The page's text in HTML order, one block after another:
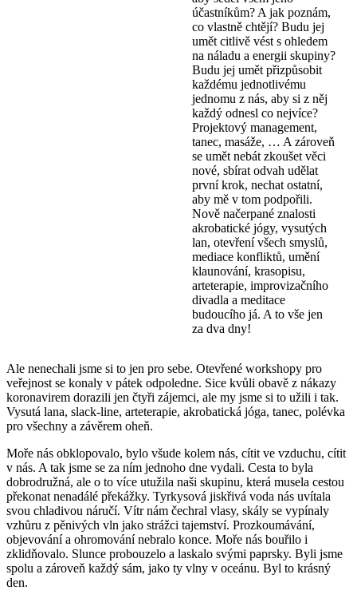
účastníkům? A jak poznám,
co vlastně chtějí? Budu jej
umět citlivě vést s ohledem
na náladu a energii skupiny?
Budu jej umět přizpůsobit
každému jednotlivému
jednomu z nás, aby si z něj
každý odnesl co nejvíce?
Projektový management,
tanec, masáže, … A zároveň
se umět nebát zkoušet věci
nové, sbírat odvah udělat
první krok, nechat ostatní,
aby mě v tom podpořili.
Nově načerpané znalosti
akrobatické jógy, vysutých
lan, otevření všech smyslů,
mediace konfliktů, umění
klaunování, krasopisu,
arteterapie, improvizačního
divadla a meditace
budoucího já. A to vše jen
za dva dny!
Ale nenechali jsme si to jen pro sebe. Otevřené workshopy pro
veřejnost se konaly v pátek odpoledne. Sice kvůli obavě z nákazy
koronavirem dorazili jen čtyři zájemci, ale my jsme si to užili i tak.
Vysutá lana, slack-line, arteterapie, akrobatická jóga, tanec, polévka
pro všechny a závěrem oheň.
Moře nás obklopovalo, bylo všude kolem nás, cítit ve vzduchu, cítit
v nás. A tak jsme se za ním jednoho dne vydali. Cesta to byla
dobrodružná, ale o to více utužila naši skupinu, která musela cestou
překonat nenadálé překážky. Tyrkysová jiskřivá voda nás uvítala
svou chladivou náručí. Vítr nám čechral vlasy, skály se vypínaly
vzhůru z pěnivých vln jako strážci tajemství. Prozkoumávání,
objevování a ohromování nebralo konce. Moře nás bouřilo i
zklidňovalo. Slunce probouzelo a laskalo svými paprsky. Byli jsme
spolu a zároveň každý sám, jako ty vlny v oceánu. Byl to krásný
den.